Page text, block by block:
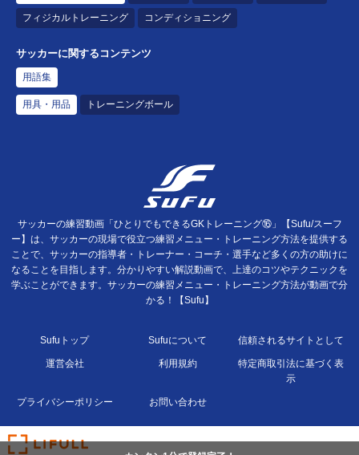
フィジカルトレーニング コンディショニング
サッカーに関するコンテンツ
用語集
用具・用品 トレーニングボール
サッカーの練習動画「ひとりでもできるGKトレーニング⑯」【Sufu/スーフ
ー】は、サッカーの現場で役立つ練習メニュー・トレーニング方法を提供する
ことで、サッカーの指導者・トレーナー・コーチ・選手など多くの方の助けに
なることを目指します。分かりやすい解説動画で、上達のコツやテクニックを
学ぶことができます。サッカーの練習メニュー・トレーニング方法が動画で分
かる！【Sufu】
Sufuトップ Sufuについて 信頼されるサイトとして
運営会社 利用規約
特定商取引法に基づく表
示
プライバシーポリシー お問い合わせ